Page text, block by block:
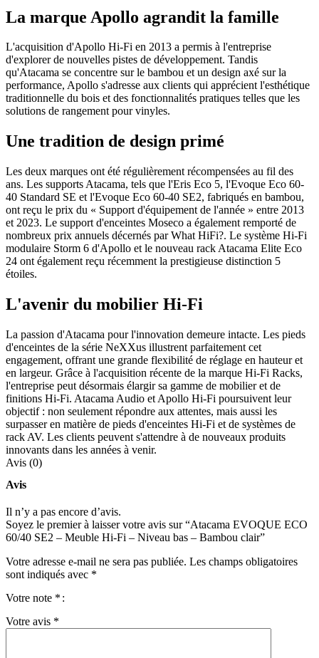
La marque Apollo agrandit la famille
L'acquisition d'Apollo Hi-Fi en 2013 a permis à l'entreprise
d'explorer de nouvelles pistes de développement. Tandis
qu'Atacama se concentre sur le bambou et un design axé sur la
performance, Apollo s'adresse aux clients qui apprécient l'esthétique
traditionnelle du bois et des fonctionnalités pratiques telles que les
solutions de rangement pour vinyles.
Une tradition de design primé
Les deux marques ont été régulièrement récompensées au fil des
ans. Les supports Atacama, tels que l'Eris Eco 5, l'Evoque Eco 60-
40 Standard SE et l'Evoque Eco 60-40 SE2, fabriqués en bambou,
ont reçu le prix du « Support d'équipement de l'année » entre 2013
et 2023. Le support d'enceintes Moseco a également remporté de
nombreux prix annuels décernés par What HiFi?. Le système Hi-Fi
modulaire Storm 6 d'Apollo et le nouveau rack Atacama Elite Eco
24 ont également reçu récemment la prestigieuse distinction 5
étoiles.
L'avenir du mobilier Hi-Fi
La passion d'Atacama pour l'innovation demeure intacte. Les pieds
d'enceintes de la série NeXXus illustrent parfaitement cet
engagement, offrant une grande flexibilité de réglage en hauteur et
en largeur. Grâce à l'acquisition récente de la marque Hi-Fi Racks,
l'entreprise peut désormais élargir sa gamme de mobilier et de
finitions Hi-Fi. Atacama Audio et Apollo Hi-Fi poursuivent leur
objectif : non seulement répondre aux attentes, mais aussi les
surpasser en matière de pieds d'enceintes Hi-Fi et de systèmes de
rack AV. Les clients peuvent s'attendre à de nouveaux produits
innovants dans les années à venir.
Avis (0)
Avis
Il n’y a pas encore d’avis.
Soyez le premier à laisser votre avis sur “Atacama EVOQUE ECO
60/40 SE2 – Meuble Hi-Fi – Niveau bas – Bambou clair”
Votre adresse e-mail ne sera pas publiée. Les champs obligatoires
sont indiqués avec *
Votre note *
Votre avis *